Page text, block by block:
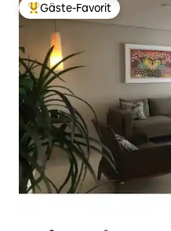
Beliebter Gäste-Favorit.
Gäste-Favorit